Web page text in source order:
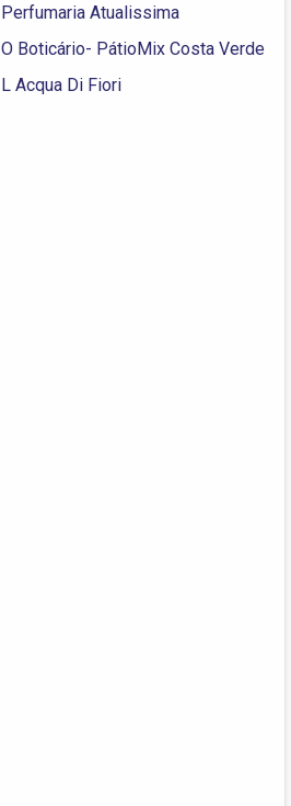
Perfumaria Atualissima
O Boticário- PátioMix Costa Verde
L Acqua Di Fiori